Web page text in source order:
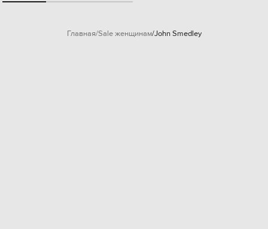
Главная Sale женщинам John Smedley